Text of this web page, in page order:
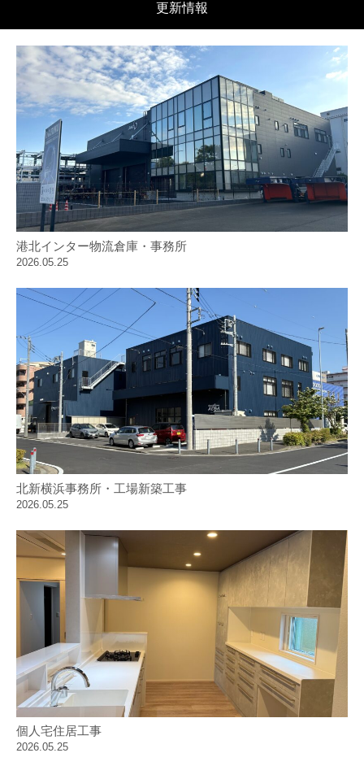
更新情報
港北インター物流倉庫・事務所
2026.05.25
北新横浜事務所・工場新築工事
2026.05.25
個人宅住居工事
2026.05.25